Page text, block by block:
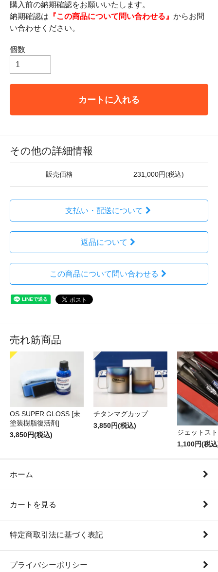
購入前の納期確認をお願いいたします。
納期確認は 『この商品について問い合わせる』 からお問
い合わせください。
個数
カートに入れる
その他の詳細情報
販売価格 231,000円(税込)
支払い・配送について
返品について
この商品について問い合わせる
売れ筋商品
OS SUPER GLOSS [未
塗装樹脂復活剤]
3,850円(税込)
チタンマグカップ
3,850円(税込)
ジェットス
1,100円(税
ホーム
カートを見る
特定商取引法に基づく表記
プライバシーポリシー